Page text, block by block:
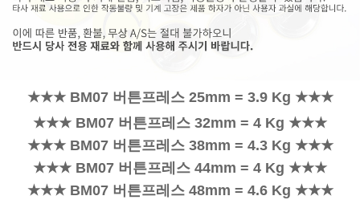
★★★ BM07 버튼프레스 25mm = 3.9 Kg ★★★
★★★ BM07 버튼프레스 32mm = 4 Kg ★★★
★★★ BM07 버튼프레스 38mm = 4.3 Kg ★★★
★★★ BM07 버튼프레스 44mm = 4 Kg ★★★
★★★ BM07 버튼프레스 48mm = 4.6 Kg ★★★